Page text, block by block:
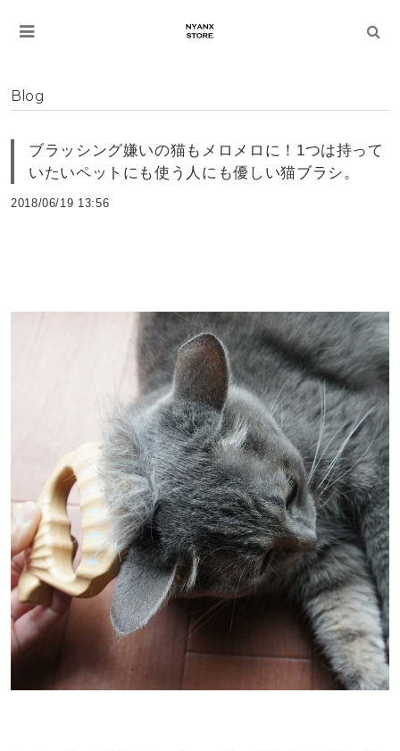
Blog
ブラッシング嫌いの猫もメロメロに！1つは持って
いたいペットにも使う人にも優しい猫ブラシ。
2018/06/19 13:56